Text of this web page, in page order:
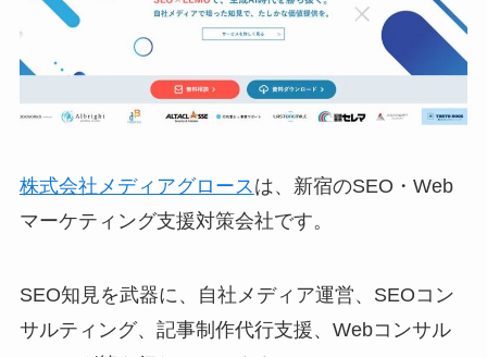
株式会社メディアグロースは、新宿のSEO・Web
マーケティング支援対策会社です。
SEO知見を武器に、自社メディア運営、SEOコン
サルティング、記事制作代行支援、Webコンサル